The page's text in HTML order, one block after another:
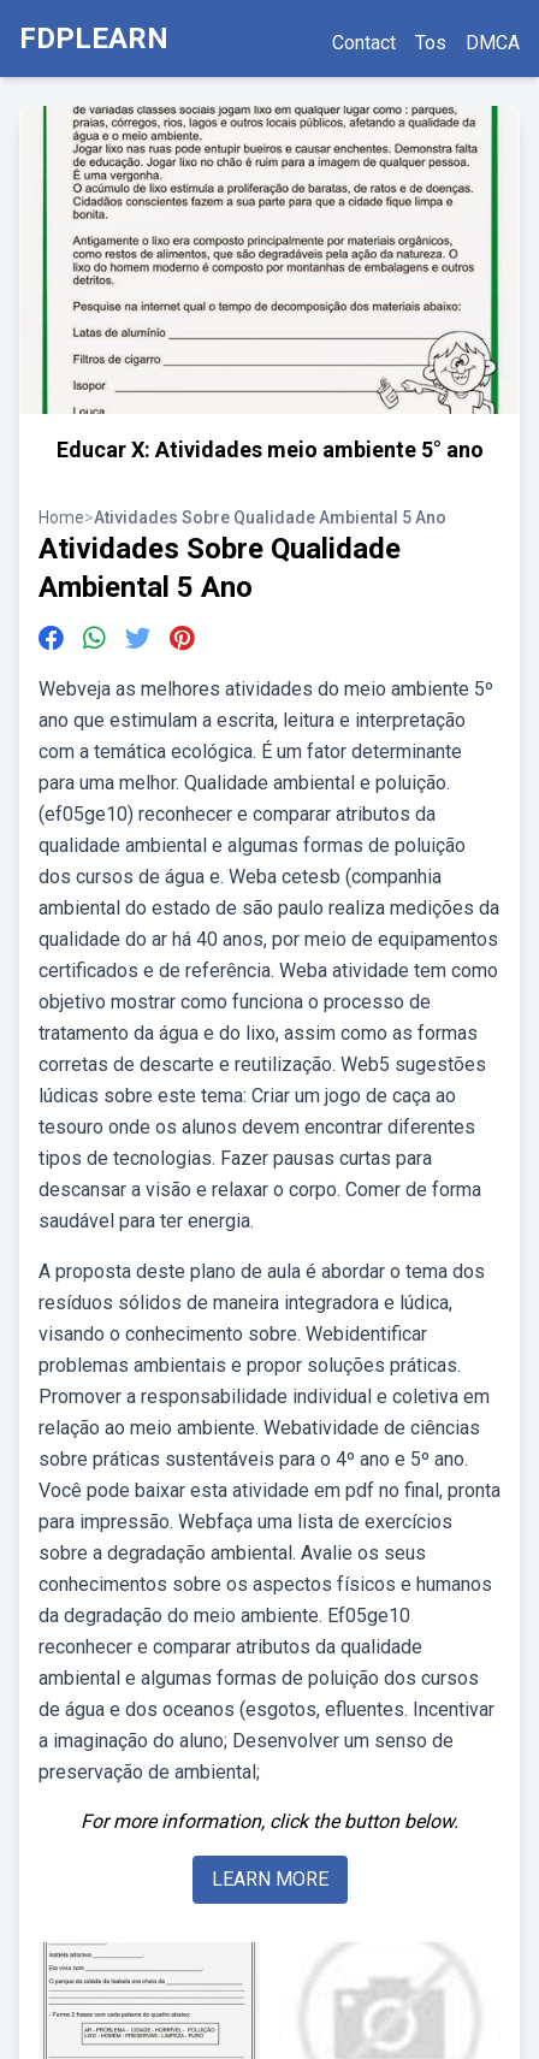
FDPLEARN Contact Tos DMCA
Educar X: Atividades meio ambiente 5° ano
Home>Atividades Sobre Qualidade Ambiental 5 Ano
Atividades Sobre Qualidade
Ambiental 5 Ano
Webveja as melhores atividades do meio ambiente 5º
ano que estimulam a escrita, leitura e interpretação
com a temática ecológica. É um fator determinante
para uma melhor. Qualidade ambiental e poluição.
(ef05ge10) reconhecer e comparar atributos da
qualidade ambiental e algumas formas de poluição
dos cursos de água e. Weba cetesb (companhia
ambiental do estado de são paulo realiza medições da
qualidade do ar há 40 anos, por meio de equipamentos
certificados e de referência. Weba atividade tem como
objetivo mostrar como funciona o processo de
tratamento da água e do lixo, assim como as formas
corretas de descarte e reutilização. Web5 sugestões
lúdicas sobre este tema: Criar um jogo de caça ao
tesouro onde os alunos devem encontrar diferentes
tipos de tecnologias. Fazer pausas curtas para
descansar a visão e relaxar o corpo. Comer de forma
saudável para ter energia.
A proposta deste plano de aula é abordar o tema dos
resíduos sólidos de maneira integradora e lúdica,
visando o conhecimento sobre. Webidentificar
problemas ambientais e propor soluções práticas.
Promover a responsabilidade individual e coletiva em
relação ao meio ambiente. Webatividade de ciências
sobre práticas sustentáveis para o 4º ano e 5º ano.
Você pode baixar esta atividade em pdf no final, pronta
para impressão. Webfaça uma lista de exercícios
sobre a degradação ambiental. Avalie os seus
conhecimentos sobre os aspectos físicos e humanos
da degradação do meio ambiente. Ef05ge10
reconhecer e comparar atributos da qualidade
ambiental e algumas formas de poluição dos cursos
de água e dos oceanos (esgotos, efluentes. Incentivar
a imaginação do aluno; Desenvolver um senso de
preservação de ambiental;
For more information, click the button below.
LEARN MORE